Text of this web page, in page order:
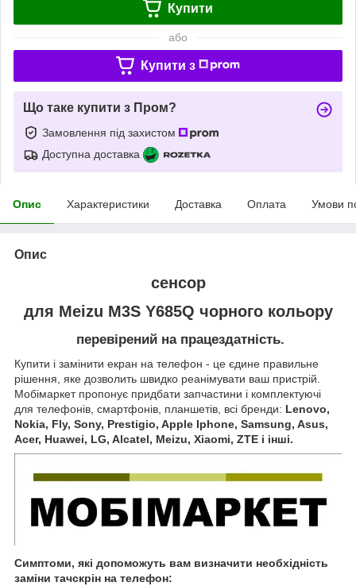
Купити
або
Купити з
Що таке купити з Пром?
Замовлення під захистом
Доступна доставка
Опис Характеристики Доставка Оплата Умови
Опис
сенсор
для Meizu M3S Y685Q чорного кольору
перевірений на працездатність.
Купити і замінити екран на телефон - це єдине правильне
рішення, яке дозволить швидко реанімувати ваш пристрій.
Мобімаркет пропонує придбати запчастини і комплектуючі
для телефонів, смартфонів, планшетів, всі бренди: Lenovo,
Nokia, Fly, Sony, Prestigio, Apple Iphone, Samsung, Asus,
Acer, Huawei, LG, Alcatel, Meizu, Xiaomi, ZTE і інші.
Симптоми, які допоможуть вам визначити необхідність
заміни тачскрін на телефон: